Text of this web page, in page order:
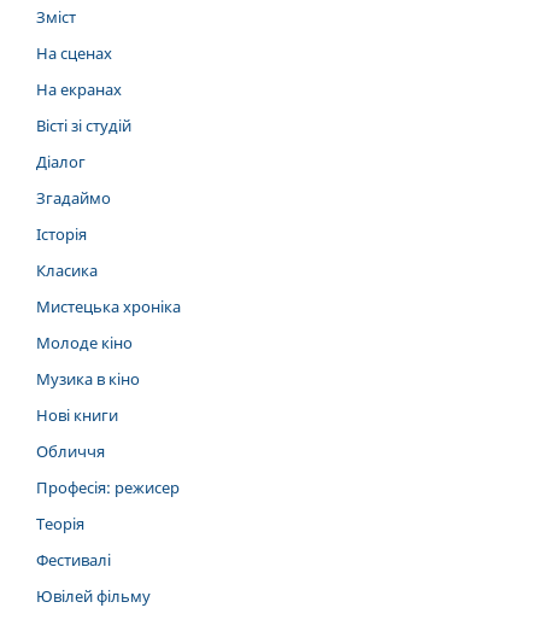
Зміст
На сценах
На екранах
Вісті зі студій
Діалог
Згадаймо
Історія
Класика
Мистецька хроніка
Молоде кіно
Музика в кіно
Нові книги
Обличчя
Професія: режисер
Теорія
Фестивалі
Ювілей фільму